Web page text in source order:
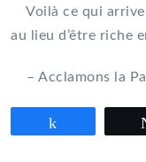
Voilà ce qui arrive
au lieu d’être riche
– Acclamons la